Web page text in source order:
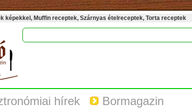
képekkel, Muffin receptek, Szárnyas ételreceptek, Torta receptek
hírek Bormagazin